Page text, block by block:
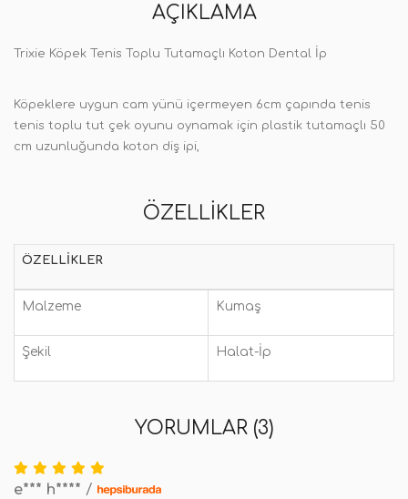
AÇIKLAMA
Trixie Köpek Tenis Toplu Tutamaçlı Koton Dental İp
Köpeklere uygun cam yünü içermeyen 6cm çapında tenis
tenis toplu tut çek oyunu oynamak için plastik tutamaçlı 50
cm uzunluğunda koton diş ipi,
ÖZELLIKLER
ÖZELLIKLER
Malzeme Kumaş
Şekil Halat-İp
YORUMLAR (3)
e*** h**** /